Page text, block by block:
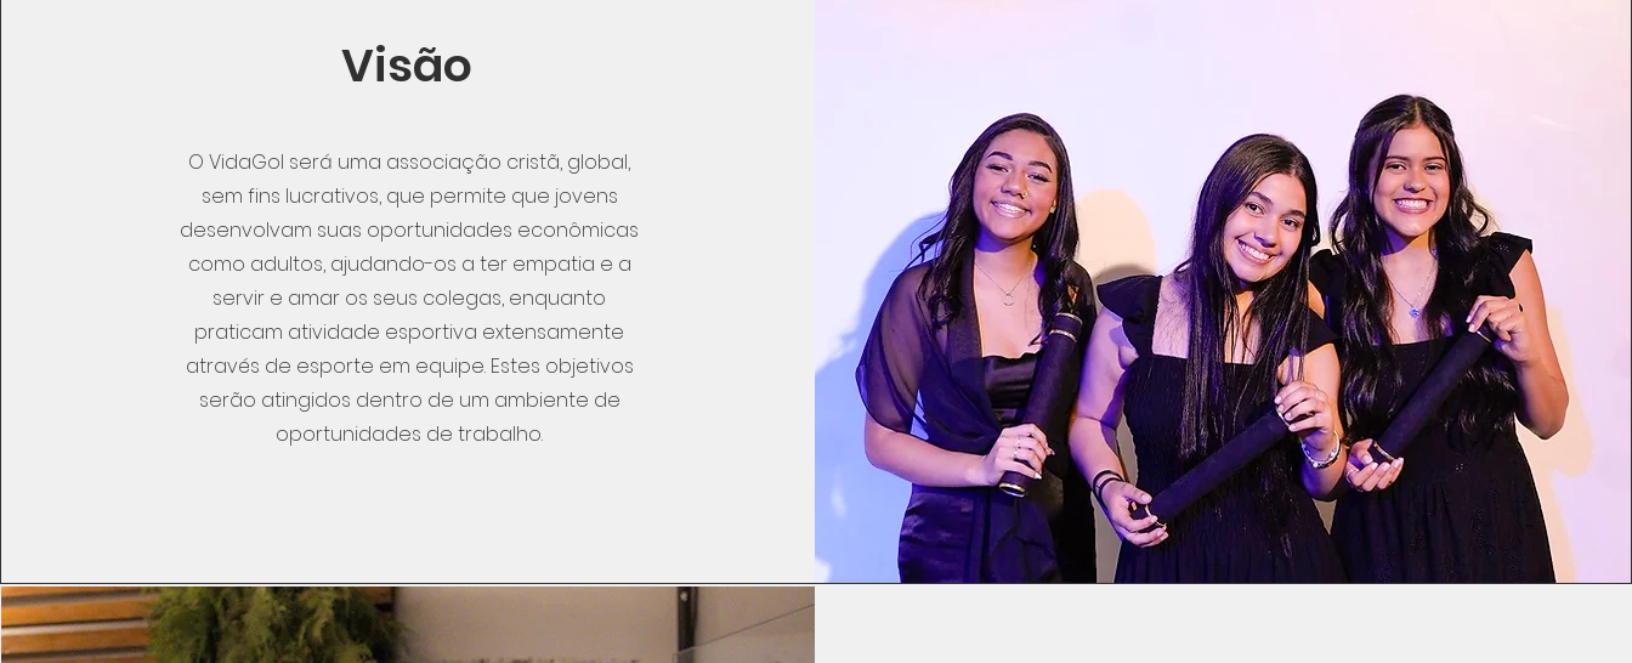
Visão
O VidaGol será uma associação cristã, global,
sem fins lucrativos, que permite que jovens
desenvolvam suas oportunidades econômicas
como adultos, ajudando-os a ter empatia e a
servir e amar os seus colegas, enquanto
praticam atividade esportiva extensamente
através de esporte em equipe. Estes objetivos
serão atingidos dentro de um ambiente de
oportunidades de trabalho.